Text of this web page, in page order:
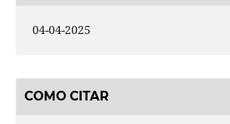
04-04-2025
COMO CITAR